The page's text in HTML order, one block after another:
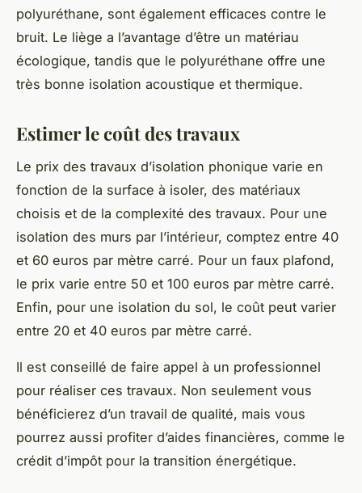
polyuréthane, sont également efficaces contre le
bruit. Le liège a l’avantage d’être un matériau
écologique, tandis que le polyuréthane offre une
très bonne isolation acoustique et thermique.
Estimer le coût des travaux
Le prix des travaux d’isolation phonique varie en
fonction de la surface à isoler, des matériaux
choisis et de la complexité des travaux. Pour une
isolation des murs par l’intérieur, comptez entre 40
et 60 euros par mètre carré. Pour un faux plafond,
le prix varie entre 50 et 100 euros par mètre carré.
Enfin, pour une isolation du sol, le coût peut varier
entre 20 et 40 euros par mètre carré.
Il est conseillé de faire appel à un professionnel
pour réaliser ces travaux. Non seulement vous
bénéficierez d’un travail de qualité, mais vous
pourrez aussi profiter d’aides financières, comme le
crédit d’impôt pour la transition énergétique.